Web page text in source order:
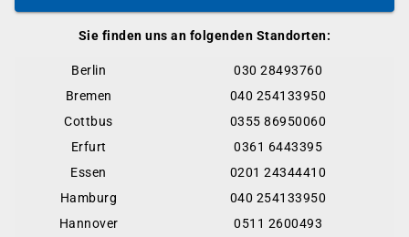
Sie finden uns an folgenden Standorten:
Berlin
030 28493760
Bremen
040 254133950
Cottbus
0355 86950060
Erfurt
0361 6443395
Essen
0201 24344410
Hamburg
040 254133950
Hannover
0511 2600493